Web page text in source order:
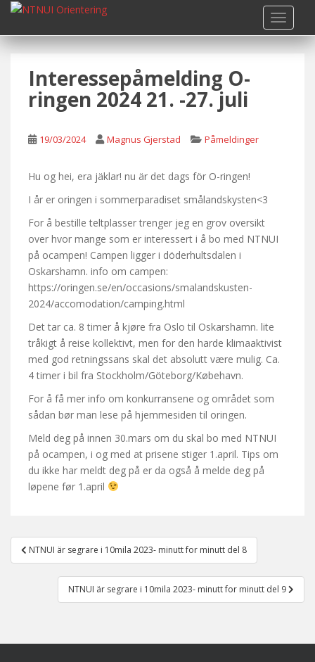
i
Interessepåmelding O-
ringen 2024 21. -27. juli
19/03/2024 Magnus Gjerstad Påmeldinger
Hu og hei, era jäklar! nu är det dags för O-ringen!
I år er oringen i sommerparadiset smålandskysten<3
For å bestille teltplasser trenger jeg en grov oversikt
over hvor mange som er interessert i å bo med NTNUI
på ocampen! Campen ligger i döderhultsdalen i
Oskarshamn. info om campen:
https://oringen.se/en/occasions/smalandskusten-
2024/accomodation/camping.html
Det tar ca. 8 timer å kjøre fra Oslo til Oskarshamn. lite
tråkigt å reise kollektivt, men for den harde klimaaktivist
med god retningssans skal det absolutt være mulig. Ca.
4 timer i bil fra Stockholm/Göteborg/Købehavn.
For å få mer info om konkurransene og området som
sådan bør man lese på hjemmesiden til oringen.
Meld deg på innen 30.mars om du skal bo med NTNUI
på ocampen, i og med at prisene stiger 1.april. Tips om
du ikke har meldt deg på er da også å melde deg på
løpene før 1.april
Post
navigation
NTNUI är segrare i 10mila 2023- minutt for minutt del 8
NTNUI är segrare i 10mila 2023- minutt for minutt del 9